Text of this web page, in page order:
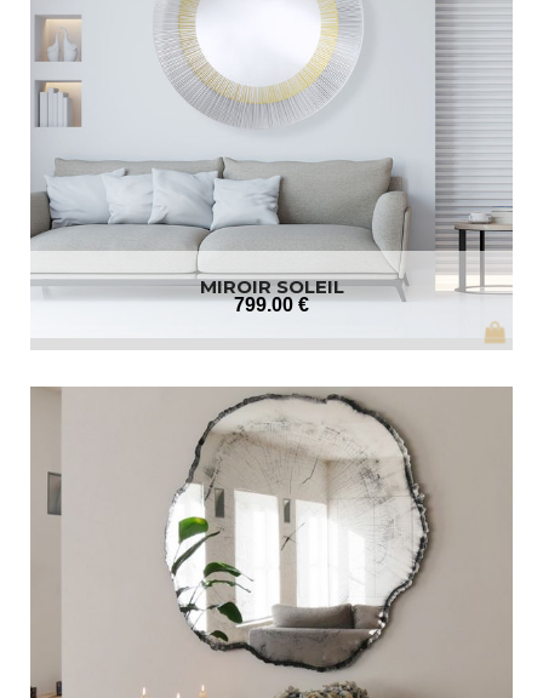
MIROIR SOLEIL
799.00 €